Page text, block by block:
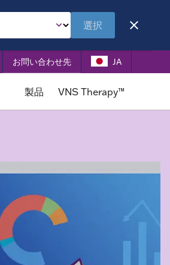
選択
お問い合わせ先 JA
製品 VNS Therapy™